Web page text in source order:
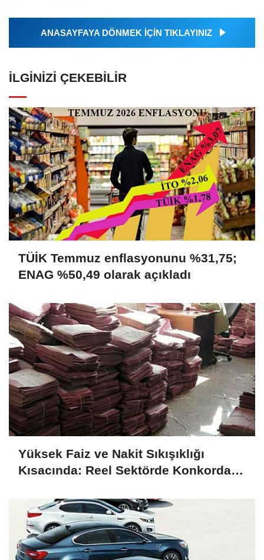
ANASAYFAYA DÖNMEK İÇİN TIKLAYINIZ
İLGINIZI ÇEKEBILIR
TÜİK Temmuz enflasyonunu %31,75;
ENAG %50,49 olarak açıkladı
Yüksek Faiz ve Nakit Sıkışıklığı
Kısacında: Reel Sektörde Konkordato